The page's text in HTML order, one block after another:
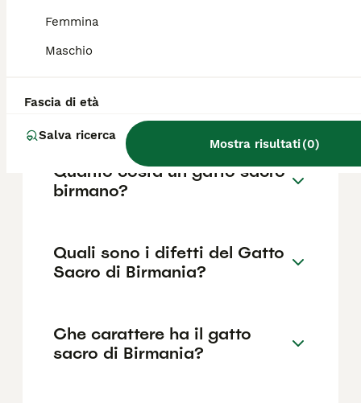
Femmina
Maschio
Fascia di età
Salva ricerca
Mostra risultati(0)
Sacro di Birmania graffia?
Il Sacro di Birmania è un gatto dal carattere
il gioco; eventuali graffi accidentali si evitano
Quanto costa un gatto sacro
birmano?
Quali sono i difetti del Gatto
Sacro di Birmania?
Che carattere ha il gatto
sacro di Birmania?